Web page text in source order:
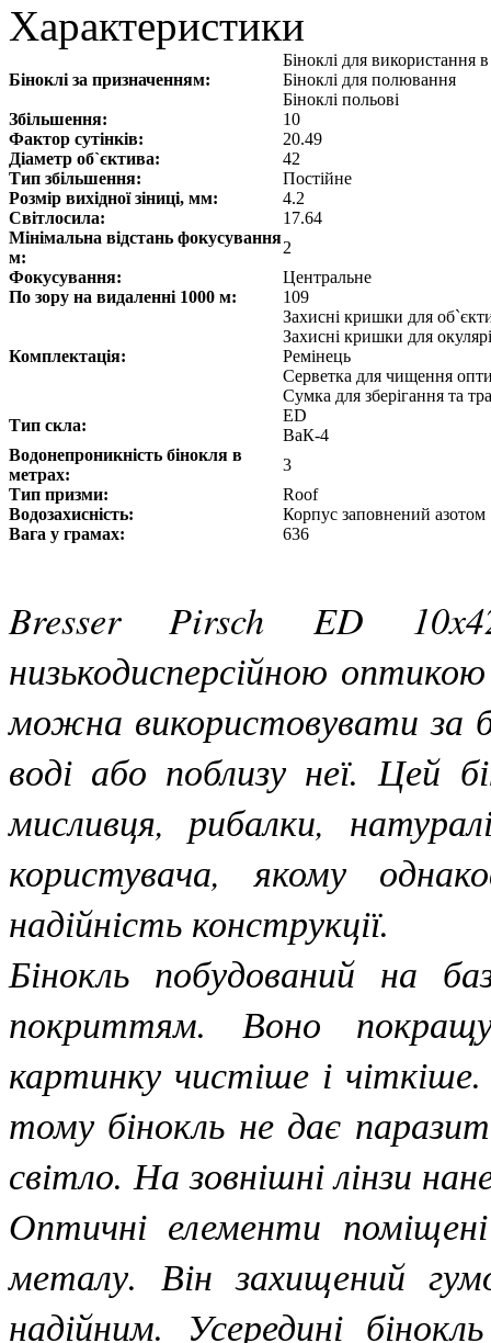
Характеристики
Біноклі за призначенням:
Біноклі для використання
Біноклі для полювання
Біноклі польові
Збільшення:
10
Фактор сутінків:
20.49
Діаметр об`єктива:
42
Тип збільшення:
Постійне
Розмір вихідної зіниці, мм:
4.2
Світлосила:
17.64
Мінімальна відстань фокусування
м:
2
Фокусування:
Центральне
По зору на видаленні 1000 м:
109
Комплектація:
Захисні кришки для
Захисні кришки для
Ремінець
Серветка для чищення
Сумка для зберігання та
Тип скла:
ED
ВаК-4
Водонепроникність бінокля в
метрах:
3
Тип призми:
Roof
Водозахисність:
Корпус заповнений азотом
Вага у грамах:
636
Bresser Pirsch ED
низькодисперсійною
можна використовувати за
воді або поблизу неї. Цей
мисливця, рибалки,
користувача, якому
надійність конструкції.
Бінокль побудований на
покриттям. Воно
картинку чистіше і
тому бінокль не дає
світло. На зовнішні лінзи
Оптичні елементи
металу. Він захищений
надійним. Усередині